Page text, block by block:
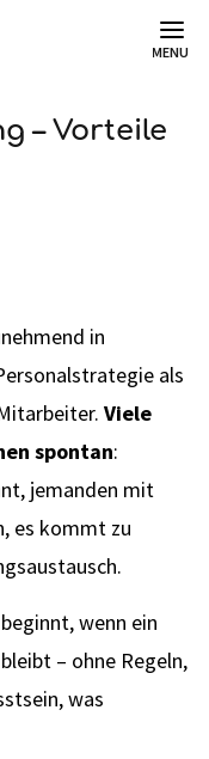
MENU
– Vorteile
in
als
Viele
spontan:
jemanden mit
es kommt zu
wenn ein
– ohne Regeln,
was